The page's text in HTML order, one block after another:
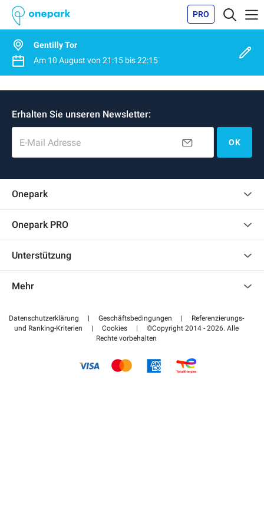
PRO
Gentilly Tor
Am 10 August von 21:15bis22:15
Erhalten Sie unseren Newsletter:
E-Mail Adresse OK
Onepark
Impressum
Onepark PRO
Werden Sie unser Partner
Auf meinen Partnerbereich zugreifen
Unterstützung
Bezahlen Sie Ihren Parkplatz FLOW
Mehr
Datenschutzerklärung | Geschäftsbedingungen |
Referenzierungs-
und Ranking-Kriterien
| Cookies |
©Copyright 2014 - 2026. Alle
Rechte vorbehalten